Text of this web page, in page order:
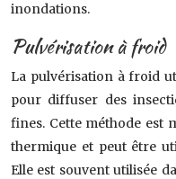
inondations.
Pulvérisation à froid
La pulvérisation à froid
pour diffuser des
fines. Cette méthode est
thermique et peut être
Elle est souvent utilisée